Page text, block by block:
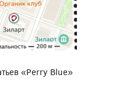
«Perry Blue»